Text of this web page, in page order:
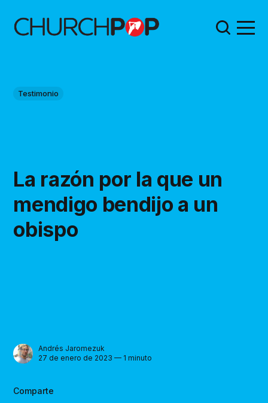
Testimonio
La razón por la que un
mendigo bendijo a un
obispo
Andrés Jaromezuk
27 de enero de 2023 — 1 minuto
Comparte